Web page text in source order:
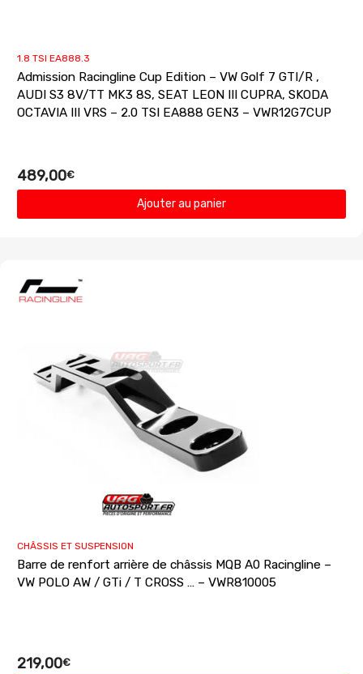
1.8 TSI EA888.3
Admission Racingline Cup Edition – VW Golf 7 GTI/R ,
AUDI S3 8V/TT MK3 8S, SEAT LEON III CUPRA, SKODA
OCTAVIA III VRS – 2.0 TSI EA888 GEN3 – VWR12G7CUP
489,00€
Ajouter au panier
CHÂSSIS ET SUSPENSION
Barre de renfort arrière de châssis MQB A0 Racingline –
VW POLO AW / GTi / T CROSS … – VWR810005
219,00€